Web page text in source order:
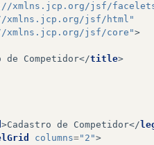
xmlns.jcp.org/jsf/
xmlns.jcp.org/jsf/html"
jsf/core">
de Competidor</title>
>Cadastro de Competidor</
columns="2">